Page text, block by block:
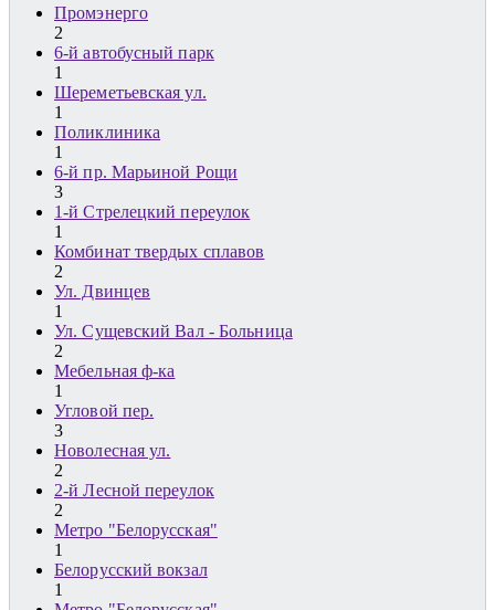
Промэнерго
2
6-й автобусный парк
1
Шереметьевская ул.
1
Поликлиника
1
6-й пр. Марьиной Рощи
3
1-й Стрелецкий переулок
1
Комбинат твердых сплавов
2
Ул. Двинцев
1
Ул. Сущевский Вал - Больница
2
Мебельная ф-ка
1
Угловой пер.
3
Новолесная ул.
2
2-й Лесной переулок
2
Метро "Белорусская"
1
Белорусский вокзал
1